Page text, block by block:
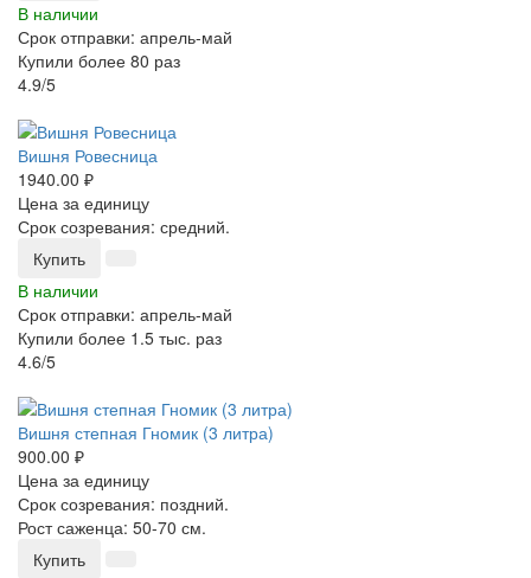
В наличии
Срок отправки: апрель-май
Купили более 80 раз
4.9/5
Вишня Ровесница
1940.00 ₽
Цена за единицу
Срок созревания: средний.
Купить
В наличии
Срок отправки: апрель-май
Купили более 1.5 тыс. раз
4.6/5
Вишня степная Гномик (3 литра)
900.00 ₽
Цена за единицу
Срок созревания: поздний.
Рост саженца: 50-70 см.
Купить